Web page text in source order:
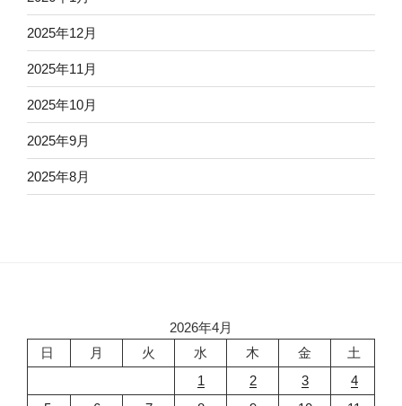
2025年12月
2025年11月
2025年10月
2025年9月
2025年8月
2026年4月
日
月 火 水 木 金
土
1
2 3
4